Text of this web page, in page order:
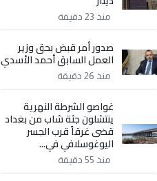
منذ 23 دقيقة
صدور أمر قبض بحق وزير
العمل السابق أحمد الأسدي
منذ 26 دقيقة
غواصو الشرطة النهرية
ينتشلون جثة شاب من بغداد
قضى غرقاً قرب الجسر
اليوغوسلافي في...
منذ 55 دقيقة